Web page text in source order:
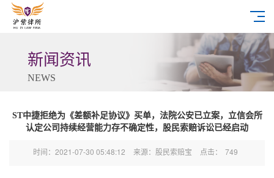
新闻资讯
NEWS
ST中捷拒绝为《差额补足协议》买单，法院公安已立案，立信会所
认定公司持续经营能力存不确定性，股民索赔诉讼已经启动
时间：2021-07-30 05:48:12 来源：股民索赔宝 点击： 749